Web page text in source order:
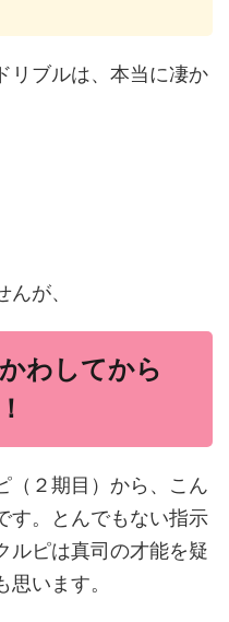
リブルは、本当に凄か
が、
かわしてから
（２期目）から、こん
す。とんでもない指示
ルピは真司の才能を疑
います。